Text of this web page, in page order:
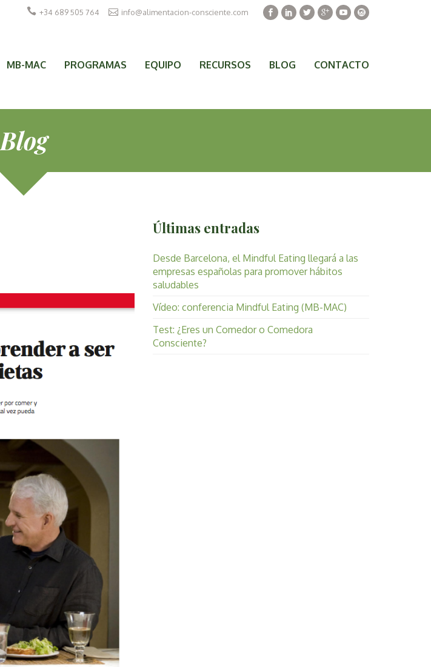
Facebook
Linkedin
Twitter
Google+
Youtube
+34 689 505 764 info@alimentacion-consciente.com
MB-MAC PROGRAMAS EQUIPO RECURSOS BLOG CONTACTO
Blog
Últimas entradas
Desde Barcelona, el Mindful Eating llegará a las
empresas españolas para promover hábitos
saludables
Vídeo: conferencia Mindful Eating (MB-MAC)
Test: ¿Eres un Comedor o Comedora
Consciente?